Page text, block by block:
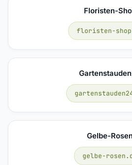
Floristen-
floristen-
Gelbe-
gelbe-